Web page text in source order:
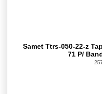
Samet Ttrs-050-22-z
71 P/